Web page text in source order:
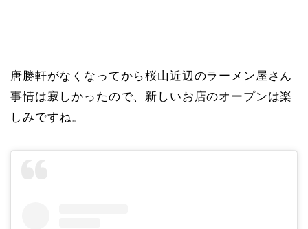
唐勝軒がなくなってから桜山近辺のラーメン屋さん
事情は寂しかったので、新しいお店のオープンは楽
しみですね。